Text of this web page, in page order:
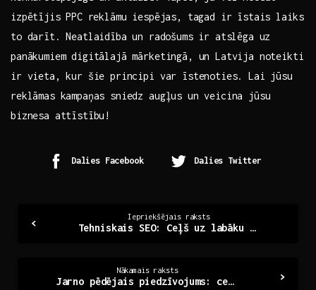
izpētījis ​PPC ⁤reklāmu iespējas, tagad ir īstais laiks
to darīt. Neatlaidība un ⁤radošums ir atslēga uz
panākumiem digitālajā mārketingā, un Latvija noteikti
ir vieta, kur šie principi var īstenoties. Lai jūsu
reklāmas kampaņas sniedz augļus un ‍veicina jūsu
biznesa attīstību!
Dalies Facebook Dalies Twitter
Iepriekšējais raksts
Tehniskais SEO: Ceļš uz labāku Redzamību Internetā
Nākamais raksts
Jarno pēdējais piedzīvojums: ceļojums uz nezināmo